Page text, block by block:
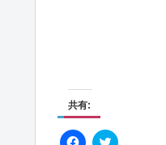
共有:
F ク